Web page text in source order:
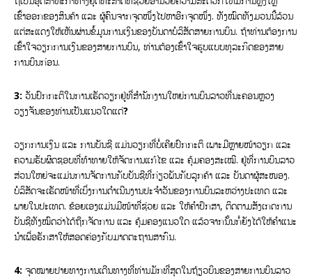
ເຂົ້າອອກຂອງສິນຄ້າ ແລະ ຜູ້ຄົນຈາກຈຸດໜຶ່ງໄປຫາອີກຈຸດໜຶ່ງ. ທັງໝົດທັງມວນນີ້ລ້ວນ
ແຕ່ສະແດງໃຫ້ເຫັນຜ່ານຂໍ້ມູນການເງິນຂອງບັນດາບໍລິສັດສາຍການບິນ. ຖ້າທ່ານຕ້ອງການ
ເຂົ້າໃຈວຽກການເງິນຂອງສາຍການບິນ, ທ່ານຕ້ອງເຂົ້າໃຈຮູບແບບທຸລະກິດຂອງສາຍ
ການບິນກ່ອນ.
3: ວັນປົກກະຕິໃນການເຮັດວຽກຢູ່ທີ່ສໍານັກງານໃຫຍ່ການບິນລາວທີ່ນະຄອນຫຼວງ
ວຽງຈັນຂອງທ່ານເປັນແນວໃດແດ່?
ວຽກການເງິນ ແລະ ການບັນຊີ ແມ່ນວຽກທີ່ບໍ່ເຄີຍປົກກະຕິ ເພາະມີຫຼາຍໜ້າວຽກ ແລະ
ຄວາມຮັບຜິດຊອບທີ່ທ້າທາຍໃຫ້ຈັດການແກ້ໄຂ ແລະ ຄຸ້ມຄອງສະເໝີ. ຢູ່ທີ່ການບິນລາວ
ສ່ວນໃຫຍ່ຈະແມ່ນການຈັດການກັບບັນຊີທີ່ກ່ຽວພັນກັບລູກຄ້າ ແລະ ບັນດາຜູ້ສະໜອງ.
ບໍລິສັດຈະເຮັດໜ້າທີ່ເບິ່ງການດໍາເນີນງານປະຈໍາວັນຂອງການບິນລະຫວ່າງປະເທດ ແລະ
ພາຍໃນປະເທດ. ຂ້ອຍເອງແມ່ນມີໜ້າທີ່ຊ່ວຍ ແລະ ໃຫ້ຄໍາປຶກສາ, ຕິດຕາມສັງເກດການ
ບັນຊີທັງໝົດວ່າໄດ້ຖືກຈັດການ ແລະ ຄຸ້ມຄອງແນວໃດ ແລ້ວຈາກນັ້ນກໍ່ຍັງໄດ້ໃຫ້ຄໍາແນະ
ນໍາເພື່ອຮັກສາໃຫ້ສອດຄ່ອງກັບມາດຕະຖານສາກົນ.
4: ຈຸດໝາຍປາຍທາງການເດີນທາງທີ່ທ່ານມັກທີ່ສຸດໃນຖ້ຽວບິນຂອງສາຍການບິນລາວ